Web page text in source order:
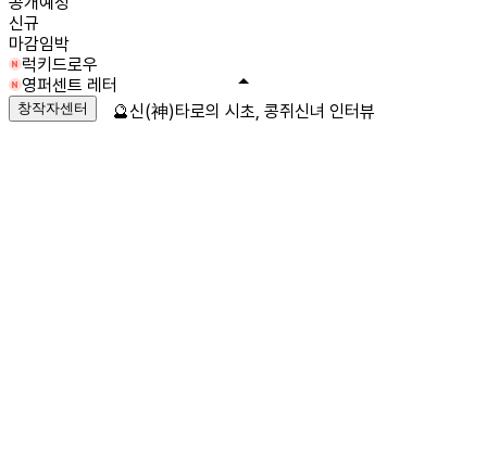
신규
마감임박
럭키드로우
영퍼센트 레터
창작자센터 🔮신(神)타로의 시초, 콩쥐신녀 인터뷰